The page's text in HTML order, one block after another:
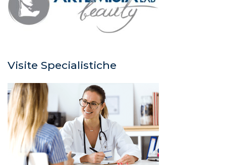
Visite Specialistiche